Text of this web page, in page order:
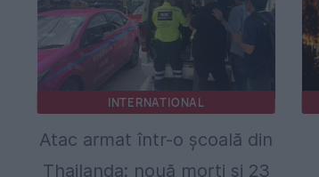
INTERNATIONAL
Atac armat într-o școală din
Thailanda: nouă morți și 23